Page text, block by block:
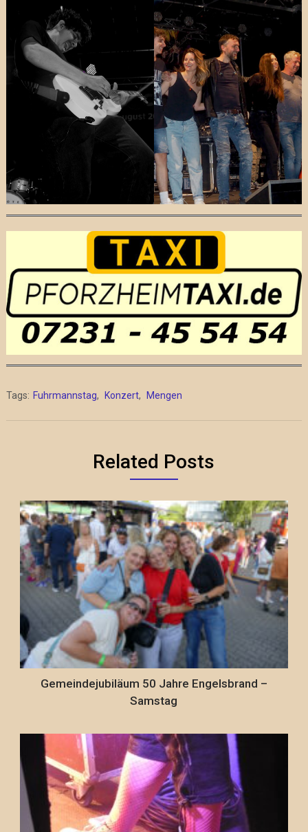
Tags: Fuhrmannstag, Konzert, Mengen
Related Posts
Gemeindejubiläum 50 Jahre Engelsbrand –
Samstag